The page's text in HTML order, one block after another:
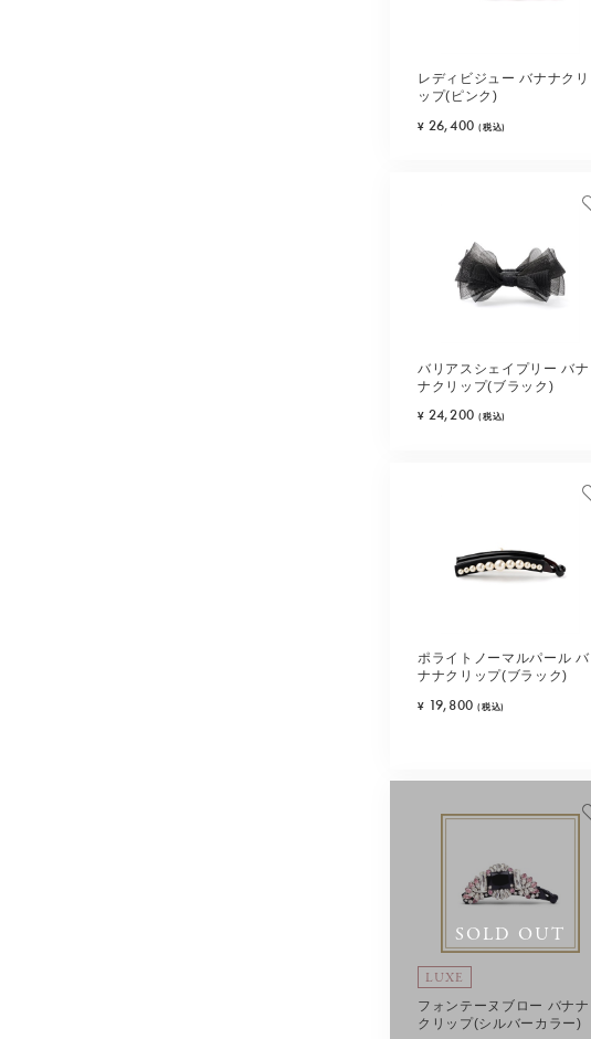
レディビジュー バナナクリ
ップ(ピンク)
¥ 26,400 (税込)
バリアスシェイプリー バナ
ナクリップ(ブラック)
¥ 24,200 (税込)
ポライトノーマルパール バ
ナナクリップ(ブラック)
¥ 19,800 (税込)
SOLD OUT
LUXE
フォンテーヌブロー バナナ
クリップ(シルバーカラー)